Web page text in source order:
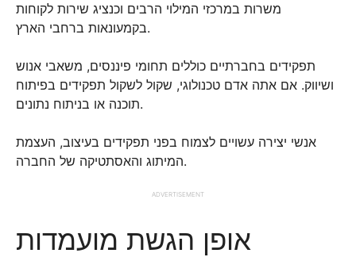
משרות במרכזי המילוי הרבים וכנציג שירות לקוחות
בקמעונאות ברחבי הארץ.
תפקידים בחברתיים כוללים תחומי פיננסים, משאבי אנוש
ושיווק. אם אתה אדם טכנולוגי, שקול לשקול תפקידים בפיתוח
תוכנה או בניתוח נתונים.
אנשי יצירה עשויים לצמוח בפני תפקידים בעיצוב, העצמת
המיתוג והאסתטיקה של החברה.
ADVERTISEMENT
אופן הגשת מועמדות